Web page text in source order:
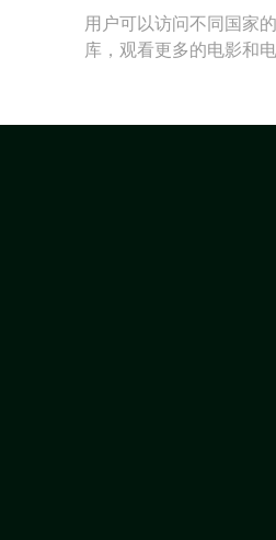
用户可以访问不同国家
库，观看更多的电影和电